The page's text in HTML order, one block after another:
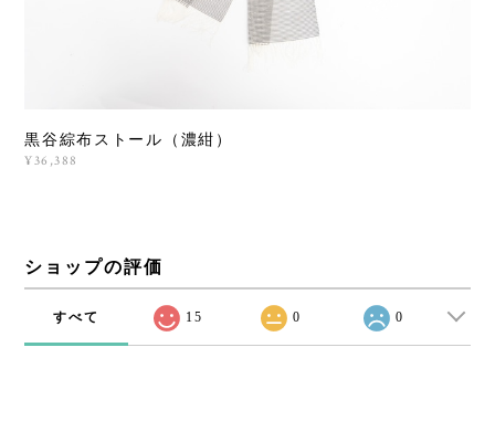
黒谷綜布ストール（濃紺）
¥36,388
ショップの評価
すべて 15 0 0